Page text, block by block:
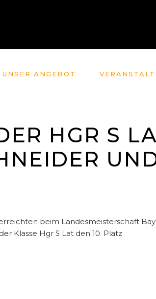
UNSER ANGEBOT
HGR S
beim Landesmeisterschaft
Klasse Hgr S Lat den 10. Platz